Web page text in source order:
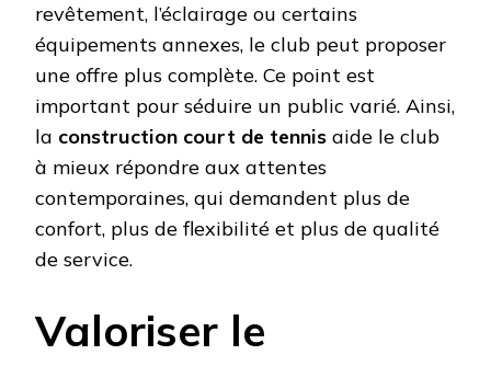
revêtement, l’éclairage ou certains
équipements annexes, le club peut proposer
une offre plus complète. Ce point est
important pour séduire un public varié. Ainsi,
la construction court de tennis aide le club
à mieux répondre aux attentes
contemporaines, qui demandent plus de
confort, plus de flexibilité et plus de qualité
de service.
Valoriser le